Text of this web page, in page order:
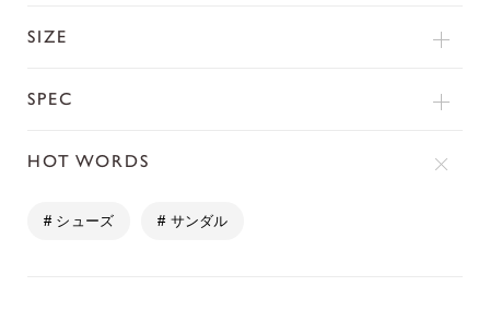
SIZE
SPEC
HOT WORDS
# シューズ # サンダル